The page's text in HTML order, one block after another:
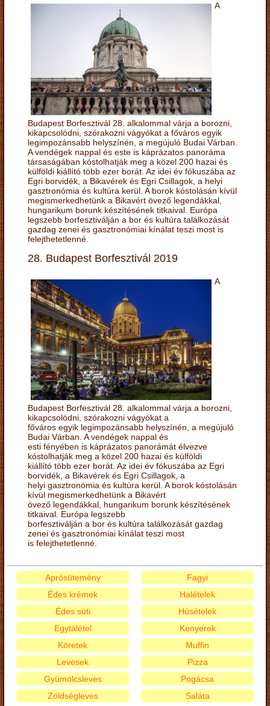
A
Budapest Borfesztivál 28. alkalommal várja a borozni,
kikapcsolódni, szórakozni vágyókat a főváros egyik
legimpozánsabb helyszínén, a megújuló Budai Várban.
A vendégek nappal és este is káprázatos panoráma
társaságában kóstolhatják meg a közel 200 hazai és
külföldi kiállító több ezer borát. Az idei év fókuszába az
Egri borvidék, a Bikavérek és Egri Csillagok, a helyi
gasztronómia és kultúra kerül. A borok kóstolásán kívül
megismerkedhetünk a Bikavért övező legendákkal,
hungarikum borunk készítésének titkaival. Európa
legszebb borfesztiválján a bor és kultúra találkozását
gazdag zenei és gasztronómiai kínálat teszi most is
felejthetetlenné.
28. Budapest Borfesztivál 2019
A
Budapest Borfesztivál 28. alkalommal várja a borozni,
kikapcsolódni, szórakozni vágyókat a
főváros egyik legimpozánsabb helyszínén, a megújuló
Budai Várban. A vendégek nappal és
esti fényében is káprázatos panorámát élvezve
kóstolhatják meg a közel 200 hazai és külföldi
kiállító több ezer borát. Az idei év fókuszába az Egri
borvidék, a Bikavérek és Egri Csillagok, a
helyi gasztronómia és kultúra kerül. A borok kóstolásán
kívül megismerkedhetünk a Bikavért
övező legendákkal, hungarikum borunk készítésének
titkaival. Európa legszebb
borfesztiválján a bor és kultúra találkozását gazdag
zenei és gasztronómiai kínálat teszi most
is felejthetetlenné.
Aprósütemény
Édes krémek
Édes süti
Egytálétel
Fagyi
Halételek
Húsételek
Kenyerek
Köretek
Levesek
Gyümölcsleves
Zöldségleves
Muffin
Pizza
Pogácsa
Saláta